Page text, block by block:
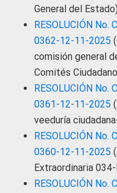
General del Estado)
RESOLUCIÓN No.
0362-12-11-2025
comisión general
Comités
RESOLUCIÓN No.
0361-12-11-2025
veeduría
RESOLUCIÓN No.
0360-12-11-2025
Extraordinaria
RESOLUCIÓN No.